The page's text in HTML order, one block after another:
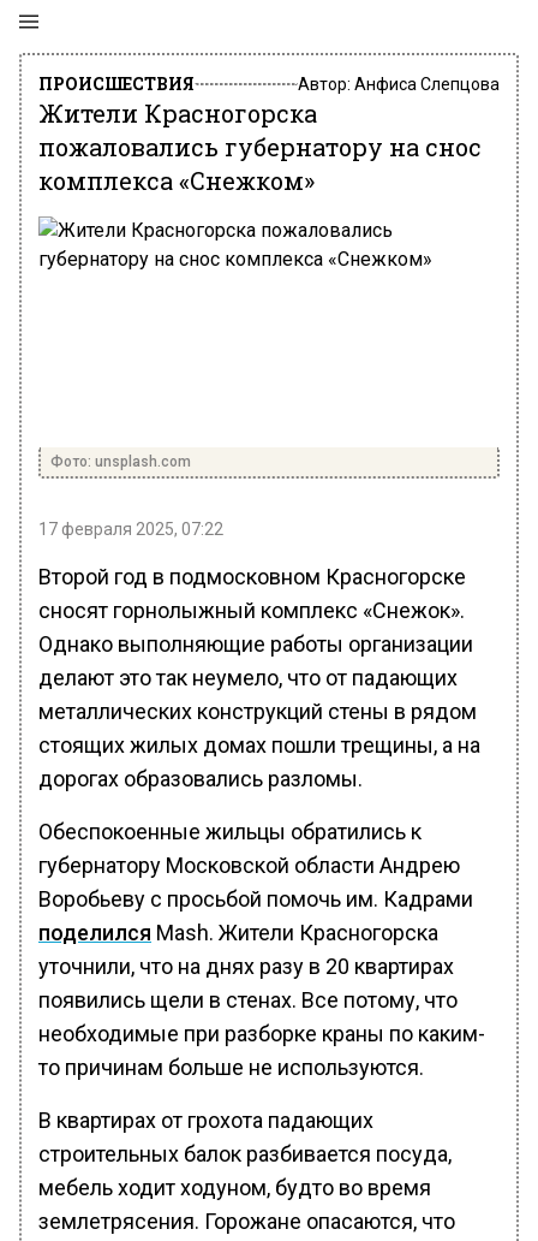
ПРОИСШЕСТВИЯ Автор: Анфиса Слепцова
Жители Красногорска
пожаловались губернатору на снос
комплекса «Снежком»
Фото: unsplash.com
17 февраля 2025, 07:22
Второй год в подмосковном Красногорске
сносят горнолыжный комплекс «Снежок».
Однако выполняющие работы организации
делают это так неумело, что от падающих
металлических конструкций стены в рядом
стоящих жилых домах пошли трещины, а на
дорогах образовались разломы.
Обеспокоенные жильцы обратились к
губернатору Московской области Андрею
Воробьеву с просьбой помочь им. Кадрами
поделился Mash. Жители Красногорска
уточнили, что на днях разу в 20 квартирах
появились щели в стенах. Все потому, что
необходимые при разборке краны по каким-
то причинам больше не используются.
В квартирах от грохота падающих
строительных балок разбивается посуда,
мебель ходит ходуном, будто во время
землетрясения. Горожане опасаются, что